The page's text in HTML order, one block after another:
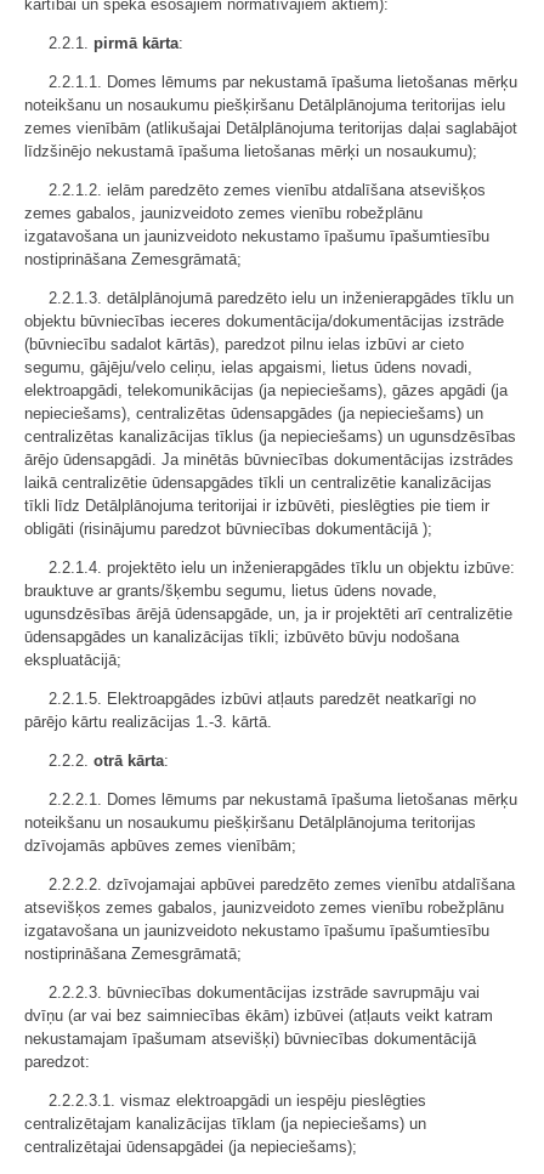
kārtībai un spēkā esošajiem normatīvajiem aktiem):
2.2.1. pirmā kārta:
2.2.1.1. Domes lēmums par nekustamā īpašuma lietošanas mērķu
noteikšanu un nosaukumu piešķiršanu Detālplānojuma teritorijas ielu
zemes vienībām (atlikušajai Detālplānojuma teritorijas daļai saglabājot
līdzšinējo nekustamā īpašuma lietošanas mērķi un nosaukumu);
2.2.1.2. ielām paredzēto zemes vienību atdalīšana atsevišķos
zemes gabalos, jaunizveidoto zemes vienību robežplānu
izgatavošana un jaunizveidoto nekustamo īpašumu īpašumtiesību
nostiprināšana Zemesgrāmatā;
2.2.1.3. detālplānojumā paredzēto ielu un inženierapgādes tīklu un
objektu būvniecības ieceres dokumentācija/dokumentācijas izstrāde
(būvniecību sadalot kārtās), paredzot pilnu ielas izbūvi ar cieto
segumu, gājēju/velo celiņu, ielas apgaismi, lietus ūdens novadi,
elektroapgādi, telekomunikācijas (ja nepieciešams), gāzes apgādi (ja
nepieciešams), centralizētas ūdensapgādes (ja nepieciešams) un
centralizētas kanalizācijas tīklus (ja nepieciešams) un ugunsdzēsības
ārējo ūdensapgādi. Ja minētās būvniecības dokumentācijas izstrādes
laikā centralizētie ūdensapgādes tīkli un centralizētie kanalizācijas
tīkli līdz Detālplānojuma teritorijai ir izbūvēti, pieslēgties pie tiem ir
obligāti (risinājumu paredzot būvniecības dokumentācijā );
2.2.1.4. projektēto ielu un inženierapgādes tīklu un objektu izbūve:
brauktuve ar grants/šķembu segumu, lietus ūdens novade,
ugunsdzēsības ārējā ūdensapgāde, un, ja ir projektēti arī centralizētie
ūdensapgādes un kanalizācijas tīkli; izbūvēto būvju nodošana
ekspluatācijā;
2.2.1.5. Elektroapgādes izbūvi atļauts paredzēt neatkarīgi no
pārējo kārtu realizācijas 1.-3. kārtā.
2.2.2. otrā kārta:
2.2.2.1. Domes lēmums par nekustamā īpašuma lietošanas mērķu
noteikšanu un nosaukumu piešķiršanu Detālplānojuma teritorijas
dzīvojamās apbūves zemes vienībām;
2.2.2.2. dzīvojamajai apbūvei paredzēto zemes vienību atdalīšana
atsevišķos zemes gabalos, jaunizveidoto zemes vienību robežplānu
izgatavošana un jaunizveidoto nekustamo īpašumu īpašumtiesību
nostiprināšana Zemesgrāmatā;
2.2.2.3. būvniecības dokumentācijas izstrāde savrupmāju vai
dvīņu (ar vai bez saimniecības ēkām) izbūvei (atļauts veikt katram
nekustamajam īpašumam atsevišķi) būvniecības dokumentācijā
paredzot:
2.2.2.3.1. vismaz elektroapgādi un iespēju pieslēgties
centralizētajam kanalizācijas tīklam (ja nepieciešams) un
centralizētajai ūdensapgādei (ja nepieciešams);